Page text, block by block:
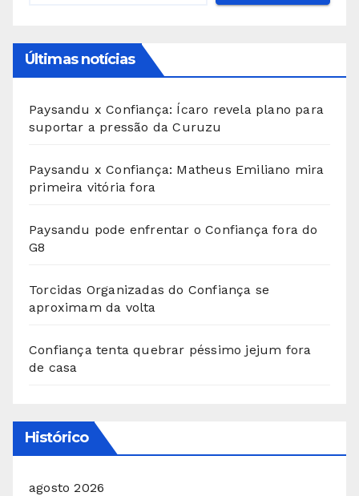
Últimas notícias
Paysandu x Confiança: Ícaro revela plano para
suportar a pressão da Curuzu
Paysandu x Confiança: Matheus Emiliano mira
primeira vitória fora
Paysandu pode enfrentar o Confiança fora do
G8
Torcidas Organizadas do Confiança se
aproximam da volta
Confiança tenta quebrar péssimo jejum fora
de casa
Histórico
agosto 2026